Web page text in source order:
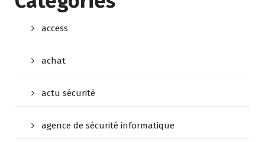
access
achat
actu sécurité
agence de sécurité informatique